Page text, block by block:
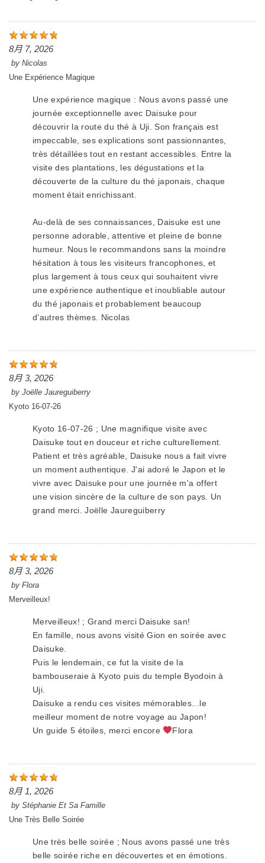
8月 7, 2026
by Nicolas
Une Expérience Magique
Une expérience magique : Nous avons passé une
journée exceptionnelle avec Daisuke pour
découvrir la route du thé à Uji. Son français est
impeccable, ses explications sont passionnantes,
très détaillées tout en restant accessibles. Entre la
visite des plantations, les dégustations et la
découverte de la culture du thé japonais, chaque
moment était enrichissant.
Au-delà de ses connaissances, Daisuke est une
personne adorable, attentive et pleine de bonne
humeur. Nous le recommandons sans la moindre
hésitation à tous les visiteurs francophones, et
plus largement à tous ceux qui souhaitent vivre
une expérience authentique et inoubliable autour
du thé japonais et probablement beaucoup
d’autres thèmes. Nicolas
8月 3, 2026
by Joëlle Jaureguiberry
Kyoto 16-07-26
Kyoto 16-07-26 ; Une magnifique visite avec
Daisuke tout en douceur et riche culturellement.
Patient et très agréable, Daisuke nous a fait vivre
un moment authentique. J'ai adoré le Japon et le
vivre avec Daisuke pour une journée m'a offert
une vision sincère de la culture de son pays. Un
grand merci. Joëlle Jaureguiberry
8月 3, 2026
by Flora
Merveilleux!
Merveilleux! ; Grand merci Daisuke san!
En famille, nous avons visité Gion en soirée avec
Daisuke.
Puis le lendemain, ce fut la visite de la
bambouseraie à Kyoto puis du temple Byodoin à
Uji.
Daisuke a rendu ces visites mémorables...le
meilleur moment de notre voyage au Japon!
Un guide 5 étoiles, merci encore
Flora
8月 1, 2026
by Stéphanie Et Sa Famille
Une Très Belle Soirée
Une très belle soirée ; Nous avons passé une très
belle soirée riche en découvertes et en émotions.